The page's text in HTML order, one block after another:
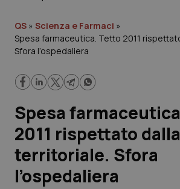
Governo e Parlamento
Regioni e Asl
Lavoro e Professioni
Scienza e Farmaci
Studi e Analisi
QS » Scienza e Farmaci »
Spesa farmaceutica. Tetto 2011
Sfora l’ospedaliera
Spesa
2011 rispettato dalla
territoriale. Sfora
l’ospedaliera